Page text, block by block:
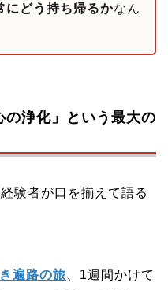
にどう持ち帰るかなん
浄化」という最大の
験者が口を揃えて語る
遍路の旅 、1週間かけて